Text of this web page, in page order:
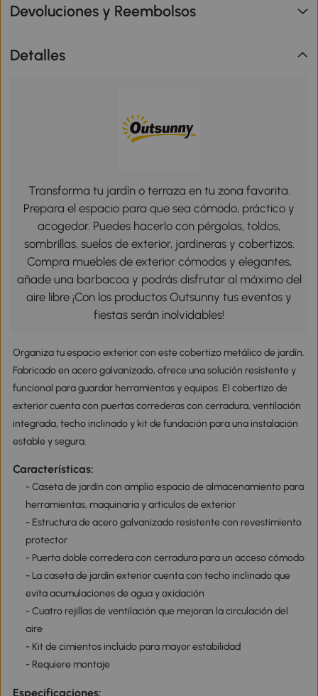
Devoluciones y Reembolsos
Detalles
Transforma tu jardín o terraza en tu zona favorita.
Prepara el espacio para que sea cómodo, práctico y
acogedor. Puedes hacerlo con pérgolas, toldos,
sombrillas, suelos de exterior, jardineras y cobertizos.
Compra muebles de exterior cómodos y elegantes,
añade una barbacoa y podrás disfrutar al máximo del
aire libre ¡Con los productos Outsunny tus eventos y
fiestas serán inolvidables!
Organiza tu espacio exterior con este cobertizo metálico de jardín.
Fabricado en acero galvanizado, ofrece una solución resistente y
funcional para guardar herramientas y equipos. El cobertizo de
exterior cuenta con puertas correderas con cerradura, ventilación
integrada, techo inclinado y kit de fundación para una instalación
estable y segura.
Características:
- Caseta de jardín con amplio espacio de almacenamiento para
herramientas, maquinaria y artículos de exterior
- Estructura de acero galvanizado resistente con revestimiento
protector
- Puerta doble corredera con cerradura para un acceso cómodo
- La caseta de jardín exterior cuenta con techo inclinado que
evita acumulaciones de agua y oxidación
- Cuatro rejillas de ventilación que mejoran la circulación del
aire
- Kit de cimientos incluido para mayor estabilidad
- Requiere montaje
Especificaciones: